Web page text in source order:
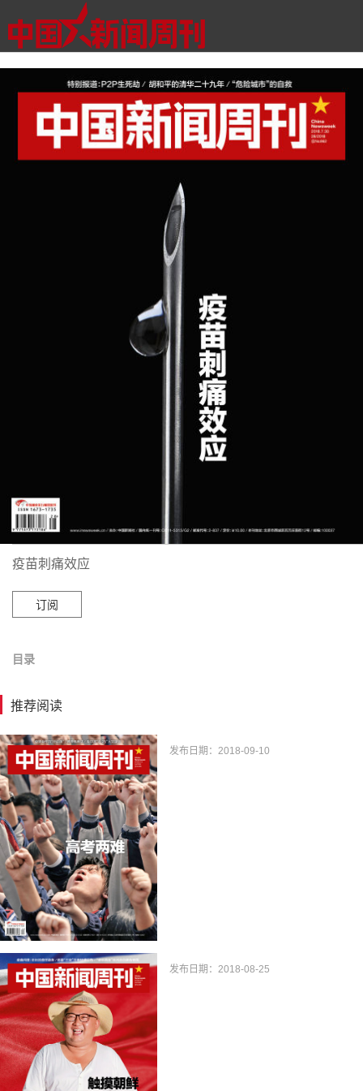
疫苗刺痛效应
订阅
目录
推荐阅读
发布日期：2018-09-10
发布日期：2018-08-25